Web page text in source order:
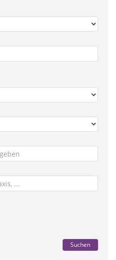
Suchen